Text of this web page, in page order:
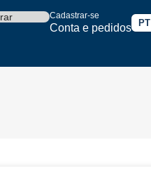
Cadastrar-se
Conta e pedidos PT